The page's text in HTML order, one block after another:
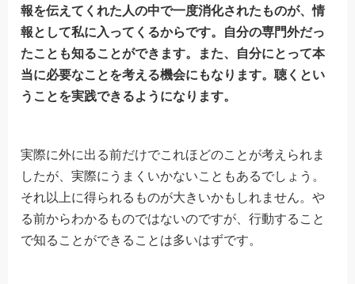
報を伝えてくれた人の中で一度消化されたものが、情
報として私に入ってくるからです。自分の専門外だっ
たことも知ることができます。また、自分にとって本
当に必要なことを考える機会にもなります。聴くとい
うことを実践できるようになります。
実際に外に出る前だけでこれほどのことが考えられま
したが、実際にうまくいかないこともあるでしょう。
それ以上に得られるものが大きいかもしれません。や
る前からわかるものではないのですが、行動すること
で知ることができることは多いはずです。